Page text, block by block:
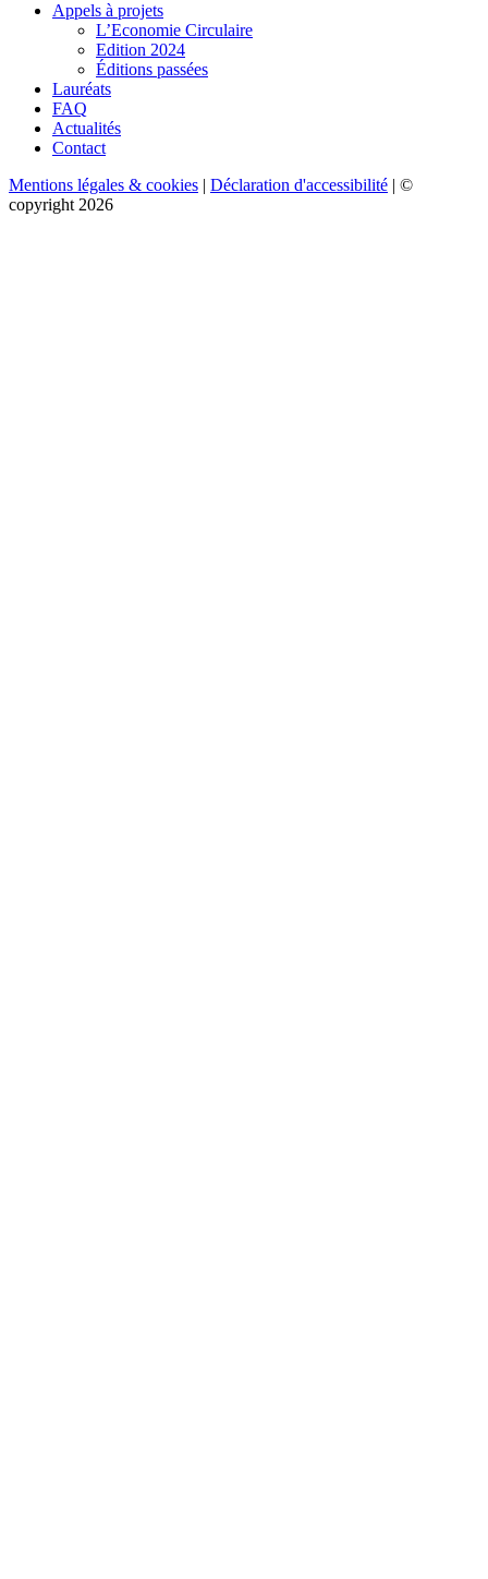
Appels à projets
L’Economie Circulaire
Edition 2024
Éditions passées
Lauréats
FAQ
Actualités
Contact
Mentions légales & cookies | Déclaration d'accessibilité | ©
copyright 2026